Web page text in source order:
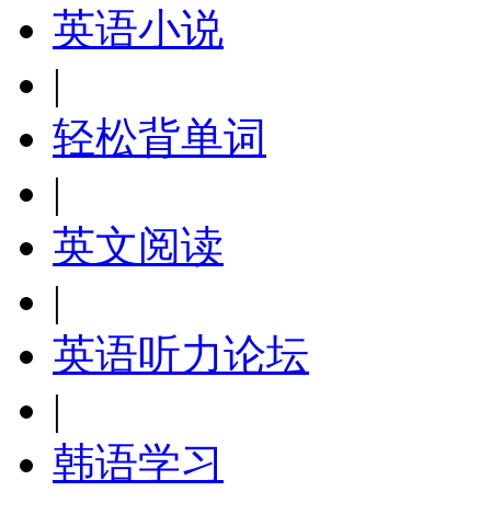
英语小说
|
轻松背单词
|
英文阅读
|
英语听力论坛
|
韩语学习